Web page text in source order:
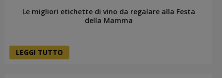
Le migliori etichette di vino da regalare alla Festa
della Mamma
LEGGI TUTTO